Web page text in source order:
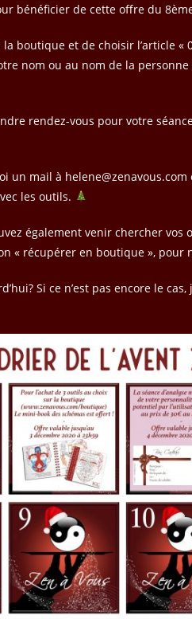
bénéficier de cette offre du
boutique et de choisir l’article «
nom ou au nom de la
rendez-vous pour votre
un mail à
les outils.
également venir chercher
« récupérer en boutique »,
Si ce n’est pas encore le